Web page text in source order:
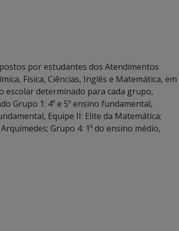
por estudantes dos Atendimentos
Física, Ciências, Inglês e Matemática, em
escolar determinado para cada grupo,
Grupo 1: 4º e 5º ensino fundamental,
Equipe II: Elite da Matemática;
Grupo 4: 1º do ensino médio,